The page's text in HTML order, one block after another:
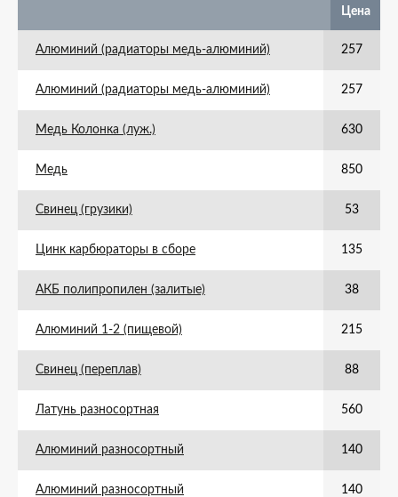
Цена
Алюминий (радиаторы медь-алюминий) 257
Алюминий (радиаторы медь-алюминий) 257
Медь Колонка (луж.) 630
Медь 850
Свинец (грузики) 53
Цинк карбюраторы в сборе 135
АКБ полипропилен (залитые) 38
Алюминий 1-2 (пищевой) 215
Свинец (переплав) 88
Латунь разносортная 560
Алюминий разносортный 140
Алюминий разносортный 140